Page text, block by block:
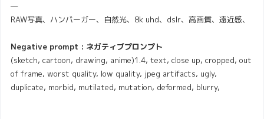
—
RAW写真、ハンバーガー、自然光、8k uhd、dslr、高画質、遠近感、
Negative prompt : ネガティブプロンプト
(sketch, cartoon, drawing, anime)1.4, text, close up, cropped, out
of frame, worst quality, low quality, jpeg artifacts, ugly,
duplicate, morbid, mutilated, mutation, deformed, blurry,